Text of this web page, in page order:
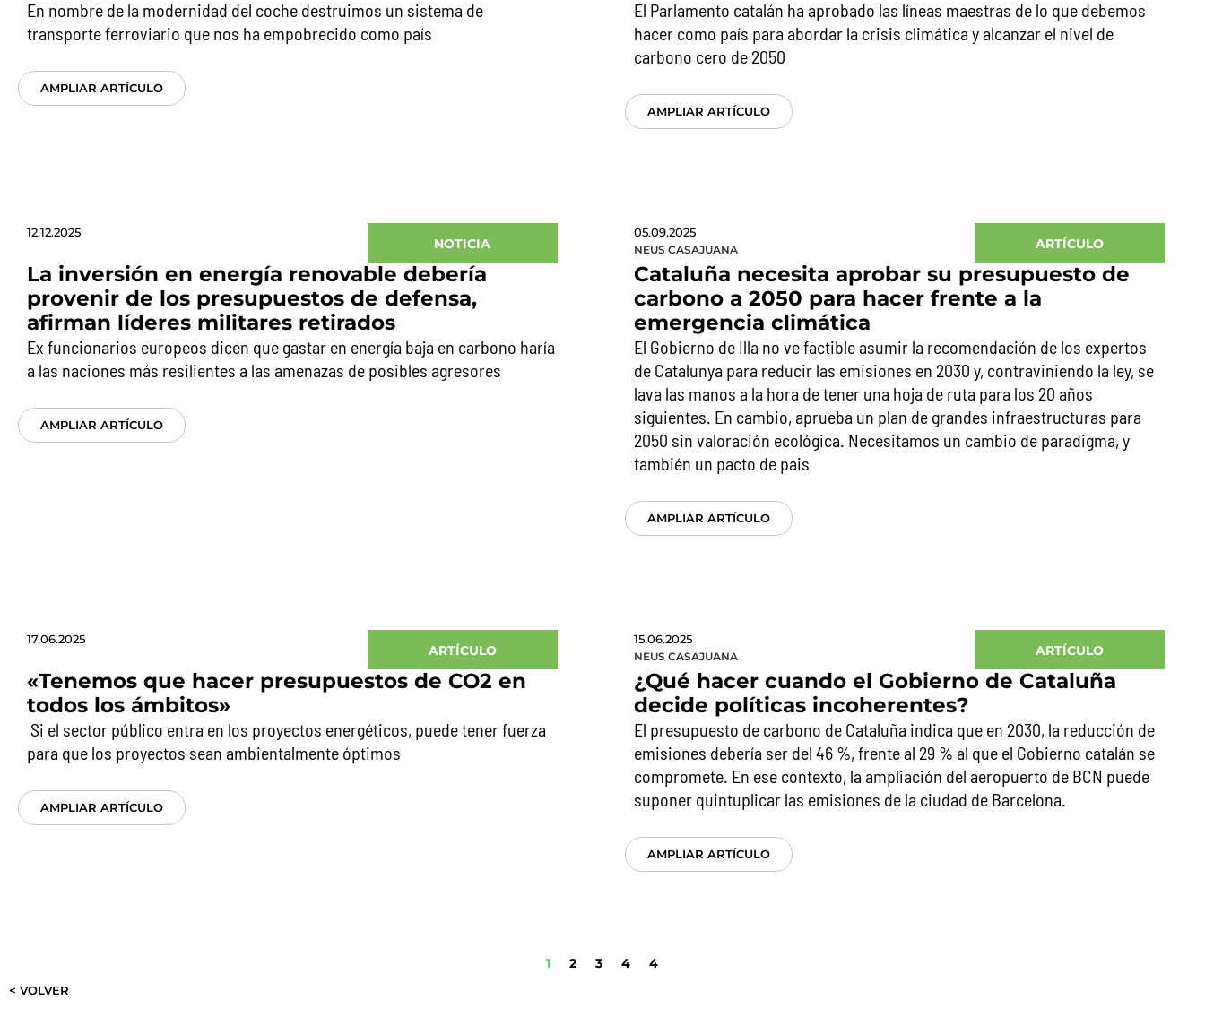
En nombre de la modernidad del coche destruimos un sistema de
transporte ferroviario que nos ha empobrecido como país
AMPLIAR ARTÍCULO
El Parlamento catalán ha aprobado las líneas maestras de lo que debemos
hacer como país para abordar la crisis climática y alcanzar el nivel de
carbono cero de 2050
AMPLIAR ARTÍCULO
12.12.2025
NOTICIA
La inversión en energía renovable debería
provenir de los presupuestos de defensa,
afirman líderes militares retirados
Ex funcionarios europeos dicen que gastar en energía baja en carbono haría
a las naciones más resilientes a las amenazas de posibles agresores
AMPLIAR ARTÍCULO
05.09.2025
NEUS CASAJUANA ARTÍCULO
Cataluña necesita aprobar su presupuesto de
carbono a 2050 para hacer frente a la
emergencia climática
El Gobierno de Illa no ve factible asumir la recomendación de los expertos
de Catalunya para reducir las emisiones en 2030 y, contraviniendo la ley, se
lava las manos a la hora de tener una hoja de ruta para los 20 años
siguientes. En cambio, aprueba un plan de grandes infraestructuras para
2050 sin valoración ecológica. Necesitamos un cambio de paradigma, y ​​
también un pacto de pais
AMPLIAR ARTÍCULO
17.06.2025
ARTÍCULO
«Tenemos que hacer presupuestos de CO2 en
todos los ámbitos»
Si el sector público entra en los proyectos energéticos, puede tener fuerza
para que los proyectos sean ambientalmente óptimos
AMPLIAR ARTÍCULO
15.06.2025
NEUS CASAJUANA ARTÍCULO
¿Qué hacer cuando el Gobierno de Cataluña
decide políticas incoherentes?
El presupuesto de carbono de Cataluña indica que en 2030, la reducción de
emisiones debería ser del 46 %, frente al 29 % al que el Gobierno catalán se
compromete. En ese contexto, la ampliación del aeropuerto de BCN puede
suponer quintuplicar las emisiones de la ciudad de Barcelona.
AMPLIAR ARTÍCULO
1 2 3 4 4
< VOLVER